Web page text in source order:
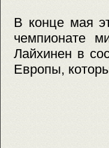
В конце мая
чемпионате
Лайхинен в
Европы,